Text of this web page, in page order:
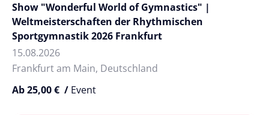
Show "Wonderful World of Gymnastics" |
Weltmeisterschaften der Rhythmischen
Sportgymnastik 2026 Frankfurt
15.08.2026
Frankfurt am Main, Deutschland
Ab 25,00 € / Event